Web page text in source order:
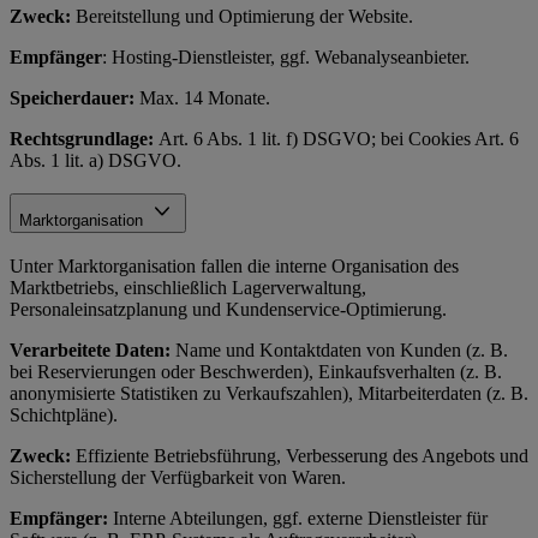
Zweck: Bereitstellung und Optimierung der Website.
Empfänger: Hosting-Dienstleister, ggf. Webanalyseanbieter.
Speicherdauer: Max. 14 Monate.
Rechtsgrundlage: Art. 6 Abs. 1 lit. f) DSGVO; bei Cookies Art. 6
Abs. 1 lit. a) DSGVO.
Marktorganisation
Unter Marktorganisation fallen die interne Organisation des
Marktbetriebs, einschließlich Lagerverwaltung,
Personaleinsatzplanung und Kundenservice-Optimierung.
Verarbeitete Daten: Name und Kontaktdaten von Kunden (z. B.
bei Reservierungen oder Beschwerden), Einkaufsverhalten (z. B.
anonymisierte Statistiken zu Verkaufszahlen), Mitarbeiterdaten (z. B.
Schichtpläne).
Zweck: Effiziente Betriebsführung, Verbesserung des Angebots und
Sicherstellung der Verfügbarkeit von Waren.
Empfänger: Interne Abteilungen, ggf. externe Dienstleister für